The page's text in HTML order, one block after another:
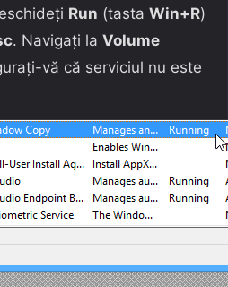
Run (tasta Win+R)
. Navigați la Volume
vă că serviciul nu este